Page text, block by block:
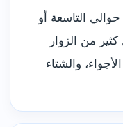
التاسعة أو
من الزوار
والشتاء